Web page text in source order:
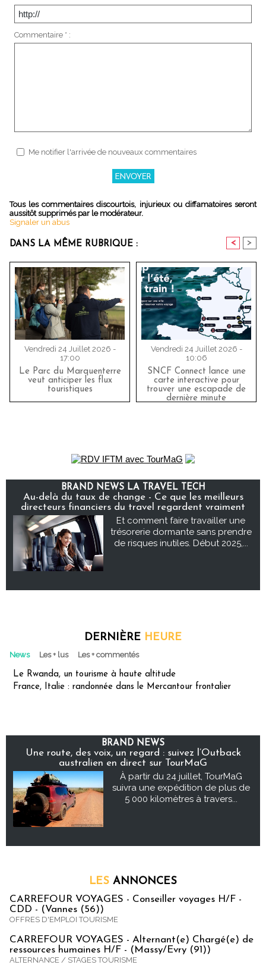
Commentaire * :
Me notifier l'arrivée de nouveaux commentaires
Tous les commentaires discourtois, injurieux ou diffamatoires seront
aussitôt supprimés par le modérateur.
Signaler un abus
DANS LA MÊME RUBRIQUE : < >
Vendredi 24 Juillet 2026 -
17:00
Le Parc du Marquenterre
veut anticiper les flux
touristiques
Vendredi 24 Juillet 2026 -
10:06
SNCF Connect lance une
carte interactive pour
trouver une escapade de
dernière minute
BRAND NEWS LA TRAVEL TECH
Au-delà du taux de change - Ce que les meilleurs
directeurs financiers du travel regardent vraiment
Et comment faire travailler une
trésorerie dormante sans prendre
de risques inutiles. Début 2025,...
DERNIÈRE HEURE
News Les + lus Les + commentés
Le Rwanda, un tourisme à haute altitude
France, Italie : randonnée dans le Mercantour frontalier
BRAND NEWS
Une route, des voix, un regard : suivez l’Outback
australien en direct sur TourMaG
À partir du 24 juillet, TourMaG
suivra une expédition de plus de
5 000 kilomètres à travers...
LES ANNONCES
CARREFOUR VOYAGES - Conseiller voyages H/F -
CDD - (Vannes (56))
OFFRES D'EMPLOI TOURISME
CARREFOUR VOYAGES - Alternant(e) Chargé(e) de
ressources humaines H/F - (Massy/Evry (91))
ALTERNANCE / STAGES TOURISME